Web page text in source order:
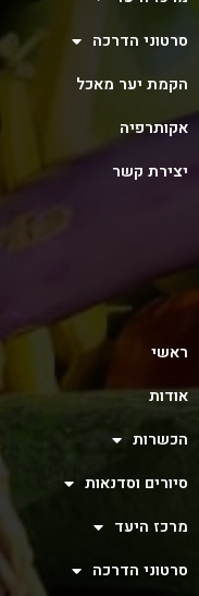
סרטוני הדרכה
הקמת יער מאכל
אקותרפיה
יצירת קשר
ראשי
אודות
הכשרות
סיורים וסדנאות
מרכז היעד
סרטוני הדרכה